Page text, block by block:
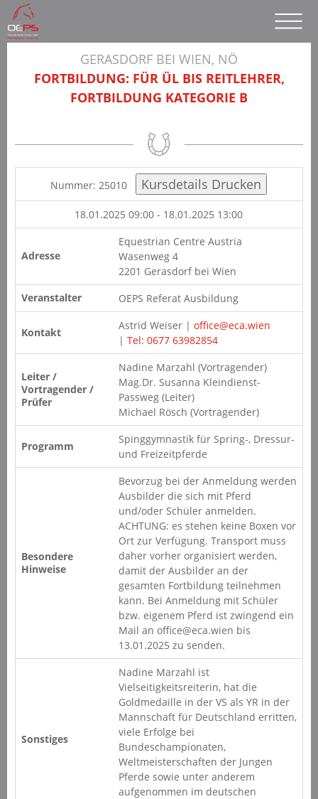
GERASDORF BEI WIEN, NÖ
FORTBILDUNG: FÜR ÜL BIS REITLEHRER,
FORTBILDUNG KATEGORIE B
Nummer: 25010
18.01.2025 09:00 - 18.01.2025 13:00
Adresse
Equestrian Centre Austria
Wasenweg 4
2201 Gerasdorf bei Wien
Veranstalter
OEPS Referat Ausbildung
Kontakt
Astrid Weiser | office@eca.wien
| Tel: 0677 63982854
Leiter /
Vortragender /
Prüfer
Nadine Marzahl (Vortragender)
Mag.Dr. Susanna Kleindienst-
Passweg (Leiter)
Michael Rösch (Vortragender)
Programm
Spinggymnastik für Spring-, Dressur-
und Freizeitpferde
Besondere
Hinweise
Bevorzug bei der Anmeldung werden
Ausbilder die sich mit Pferd
und/oder Schüler anmelden.
ACHTUNG: es stehen keine Boxen vor
Ort zur Verfügung. Transport muss
daher vorher organisiert werden,
damit der Ausbilder an der
gesamten Fortbildung teilnehmen
kann. Bei Anmeldung mit Schüler
bzw. eigenem Pferd ist zwingend ein
Mail an office@eca.wien bis
13.01.2025 zu senden.
Sonstiges
Nadine Marzahl ist
Vielseitigkeitsreiterin, hat die
Goldmedaille in der VS als YR in der
Mannschaft für Deutschland erritten,
viele Erfolge bei
Bundeschampionaten,
Weltmeisterschaften der Jungen
Pferde sowie unter anderem
aufgenommen im deutschen